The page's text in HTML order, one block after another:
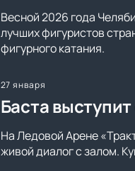
Весной 2026 года
лучших фигуристов
фигурного катания.
27 января
Баста
На Ледовой Арене
живой диалог с залом.